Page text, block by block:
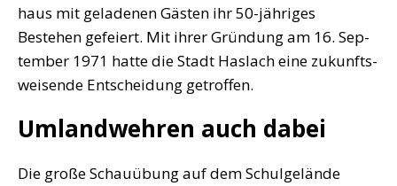
haus mit gela­de­nen Gäs­ten ihr 50-jäh­ri­ges
Bestehen gefei­ert. Mit ihrer Grün­dung am 16. Sep­
tem­ber 1971 hat­te die Stadt Has­lach eine zukunfts­
wei­sen­de Ent­schei­dung getroffen.
Umlandwehren auch dabei
Die gro­ße Schau­übung auf dem Schul­ge­län­de